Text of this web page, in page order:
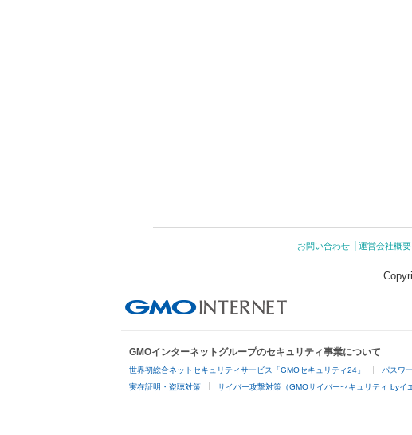
お問い合わせ 運営会社概要
GMOインターネットグループのセキュリティ事業について
世界初総合ネットセキュリティサービス「GMOセキュリティ24」 パスワ
実在証明・盗聴対策 サイバー攻撃対策（GMOサイバーセキュリティ byイ